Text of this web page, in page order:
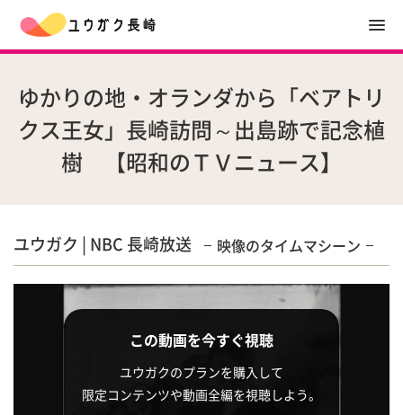
ゆかりの地・オランダから「ベアトリ
クス王女」長崎訪問～出島跡で記念植
樹 【昭和のＴＶニュース】
ユウガク | NBC 長崎放送 映像のタイムマシーン
この動画を今すぐ視聴
ユウガクのプランを購入して
限定コンテンツや動画全編を視聴しよう。